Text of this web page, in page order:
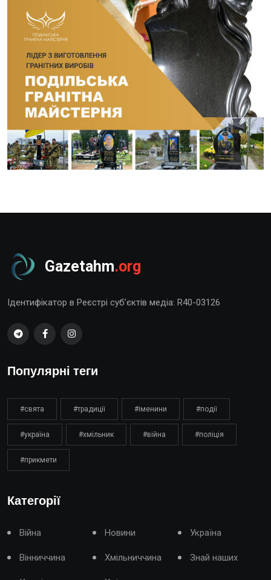
Gazetahm.org
Ідентифікатор в Реєстрі суб’єктів медіа: R40-03126
Популярні теги
#свята #традиції #іменини #події
#україна #хмільник #війна #поліція
#прикмети
Категорії
Війна Новини Україна
Вінниччина Хмільниччина Знай наших